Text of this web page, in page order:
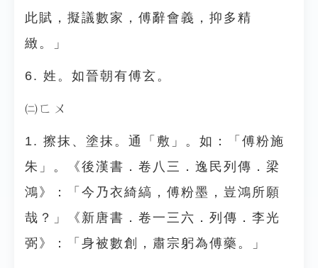
此賦，擬議數家，傅辭會義，抑多精
緻。」
6. 姓。如晉朝有傅玄。
㈡ㄈㄨ
1. 擦抹、塗抹。通「敷」。如：「傅粉施
朱」。《後漢書．卷八三．逸民列傳．梁
鴻》：「今乃衣綺縞，傅粉墨，豈鴻所願
哉？」《新唐書．卷一三六．列傳．李光
弼》：「身被數創，肅宗躬為傅藥。」